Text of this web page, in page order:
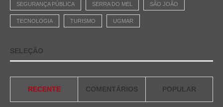
SEGURANÇA PÚBLICA SERRA DO MEL SÃO JOÃO
TECNOLOGIA TURISMO UGMAR
SELEÇÃO
RECENTE COMENTÁRIOS POPULAR